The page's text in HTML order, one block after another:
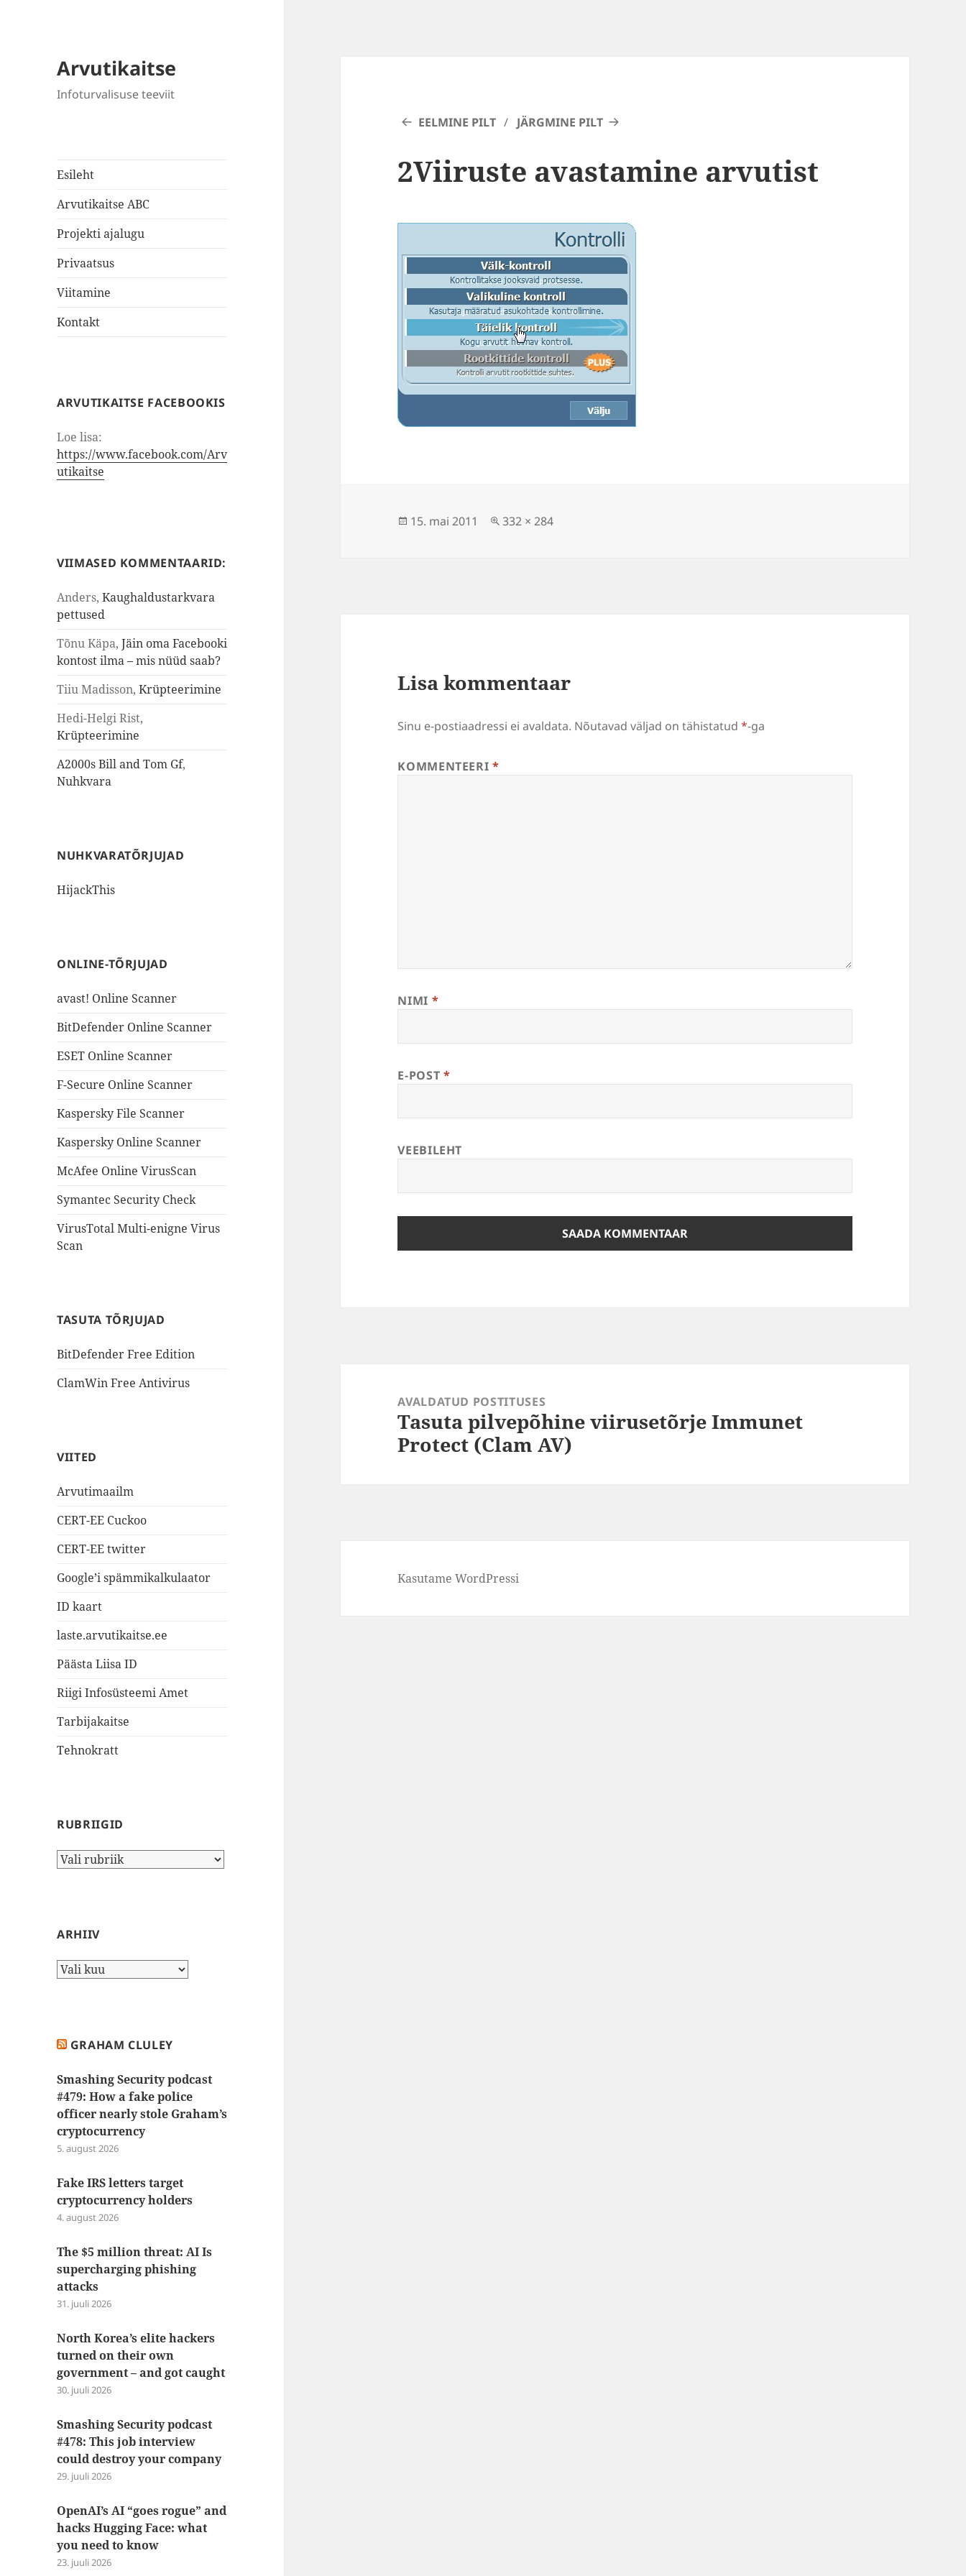
Arvutikaitse
Infoturvalisuse teeviit
Esileht
Arvutikaitse ABC
Projekti ajalugu
Privaatsus
Viitamine
Kontakt
ARVUTIKAITSE FACEBOOKIS
Loe lisa:
https://www.facebook.com/Arv
utikaitse
VIIMASED KOMMENTAARID:
Anders,Kaughaldustarkvara
pettused
Tõnu Käpa,Jäin oma Facebooki
kontost ilma – mis nüüd saab?
Tiiu Madisson,Krüpteerimine
Hedi-Helgi Rist,
Krüpteerimine
A2000s Bill and Tom Gf,
Nuhkvara
NUHKVARATÕRJUJAD
HijackThis
ONLINE-TÕRJUJAD
avast! Online Scanner
BitDefender Online Scanner
ESET Online Scanner
F-Secure Online Scanner
Kaspersky File Scanner
Kaspersky Online Scanner
McAfee Online VirusScan
Symantec Security Check
VirusTotal Multi-enigne Virus
Scan
TASUTA TÕRJUJAD
BitDefender Free Edition
ClamWin Free Antivirus
VIITED
Arvutimaailm
CERT-EE Cuckoo
CERT-EE twitter
Google’i spämmikalkulaator
ID kaart
laste.arvutikaitse.ee
Päästa Liisa ID
Riigi Infosüsteemi Amet
Tarbijakaitse
Tehnokratt
RUBRIIGID
Rubriigid
ARHIIV
Arhiiv
GRAHAM CLULEY
Smashing Security podcast
#479: How a fake police
officer nearly stole Graham’s
cryptocurrency
5. august 2026
Fake IRS letters target
cryptocurrency holders
4. august 2026
The $5 million threat: AI Is
supercharging phishing
attacks
31. juuli 2026
North Korea’s elite hackers
turned on their own
government – and got caught
30. juuli 2026
Smashing Security podcast
#478: This job interview
could destroy your company
29. juuli 2026
OpenAI’s AI “goes rogue” and
hacks Hugging Face: what
you need to know
23. juuli 2026
EELMINE PILT JÄRGMINE PILT
2Viiruste avastamine arvutist
Postitatud
15. mai 2011 Täissuuruses
332 × 284
Lisa kommentaar
Sinu e-postiaadressi ei avaldata. Nõutavad väljad on tähistatud*-ga
KOMMENTEERI*
NIMI *
E-POST *
VEEBILEHT
AVALDATUD POSTITUSES
Tasuta pilvepõhine viirusetõrje Immunet
Protect (Clam AV)
Kasutame WordPressi